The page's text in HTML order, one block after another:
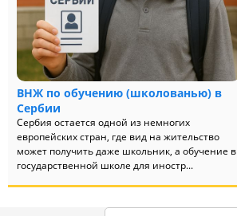
ВНЖ по обучению (школованью) в
Сербии
Сербия остается одной из немногих
европейских стран, где вид на жительство
может получить даже школьник, а обучение в
государственной школе для иностр...